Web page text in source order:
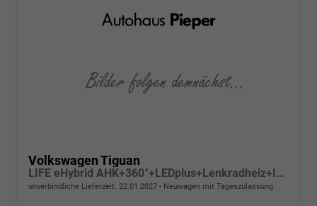
Volkswagen Tiguan
LIFE eHybrid AHK+360°+LEDplus+Lenkradheiz+IQ.Drive+ACC+AppConnect+eHeck
unverbindliche Lieferzeit: 22.01.2027 Neuwagen mit Tageszulassung